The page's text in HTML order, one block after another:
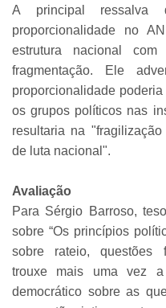
A principal
proporcionalidade no
estrutura nacional
fragmentação. Ele
proporcionalidade
os grupos políticos nas
resultaria na
de luta nacional".
Avaliação
Para Sérgio Barroso,
sobre “Os princípios
sobre rateio, questões
trouxe mais uma vez
democrático sobre as